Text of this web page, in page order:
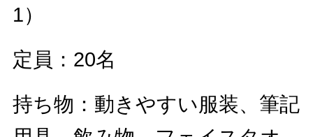
1）
定員：20名
持ち物：動きやすい服装、筆記